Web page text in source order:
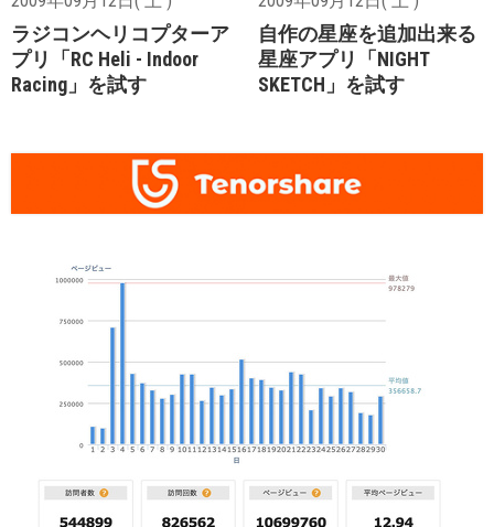
ラジコンヘリコプターア
プリ「RC Heli - Indoor
Racing」を試す
自作の星座を追加出来る
星座アプリ「NIGHT
SKETCH」を試す